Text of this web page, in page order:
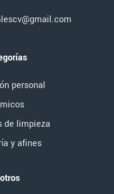
personal
de limpieza
y afines